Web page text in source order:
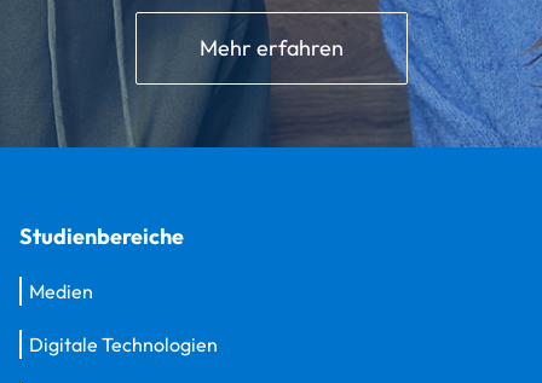
Mehr erfahren
Studienbereiche
Medien
Digitale Technologien